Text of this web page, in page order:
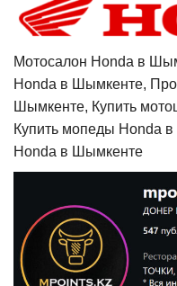
Мотосалон Honda в
Honda в Шымкенте,
Шымкенте, Купить
Купить мопеды Honda
Honda в Шымкенте